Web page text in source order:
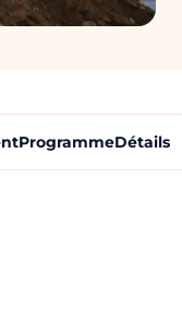
ProgrammeDétails